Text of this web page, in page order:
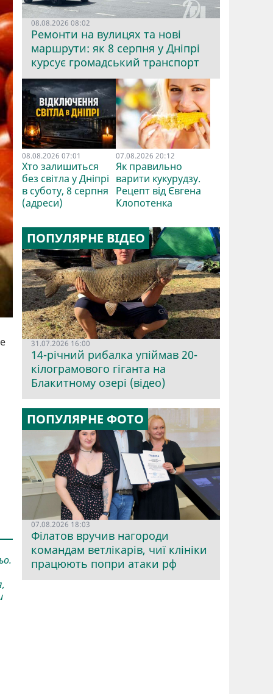
08.08.2026 08:02
Ремонти на вулицях та нові
маршрути: як 8 серпня у Дніпрі
курсує громадський транспорт
08.08.2026 07:01
Хто залишиться
без світла у Дніпрі
в суботу, 8 серпня
(адреси)
07.08.2026 20:12
Як правильно
варити кукурудзу.
Рецепт від Євгена
Клопотенка
ПОПУЛЯРНЕ ВІДЕО
31.07.2026 16:00
14-річний рибалка упіймав 20-
кілограмового гіганта на
Блакитному озері (відео)
ПОПУЛЯРНЕ ФОТО
07.08.2026 18:03
Філатов вручив нагороди
командам ветлікарів, чиї клініки
працюють попри атаки рф